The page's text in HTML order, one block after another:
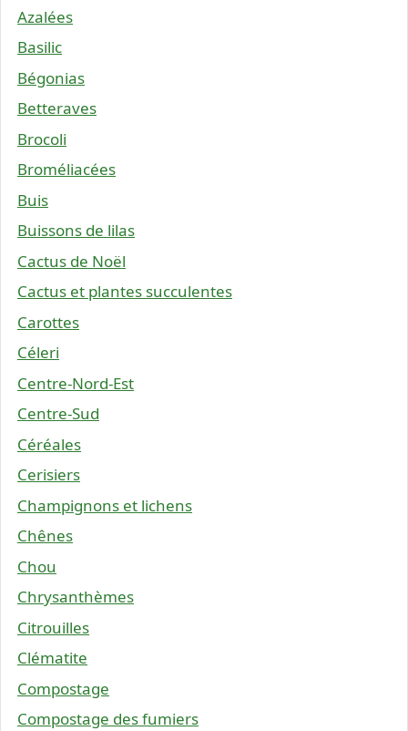
Azalées
Basilic
Bégonias
Betteraves
Brocoli
Broméliacées
Buis
Buissons de lilas
Cactus de Noël
Cactus et plantes succulentes
Carottes
Céleri
Centre-Nord-Est
Centre-Sud
Céréales
Cerisiers
Champignons et lichens
Chênes
Chou
Chrysanthèmes
Citrouilles
Clématite
Compostage
Compostage des fumiers